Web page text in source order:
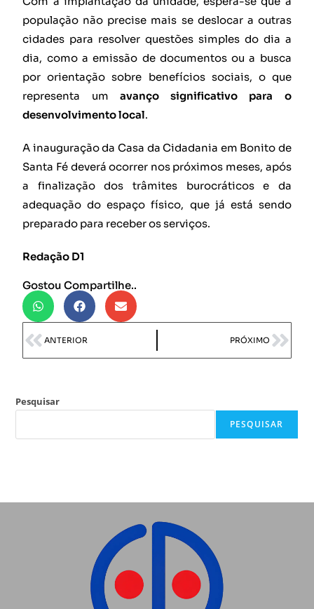
população não precise mais se deslocar a outras
cidades para resolver questões simples do dia a
dia, como a emissão de documentos ou a busca
por orientação sobre benefícios sociais, o que
representa um avanço significativo para o
desenvolvimento local.
A inauguração da Casa da Cidadania em Bonito de
Santa Fé deverá ocorrer nos próximos meses, após
a finalização dos trâmites burocráticos e da
adequação do espaço físico, que já está sendo
preparado para receber os serviços.
Redação D1
Gostou Compartilhe..
ANTERIOR PRÓXIMO
Pesquisar
PESQUISAR